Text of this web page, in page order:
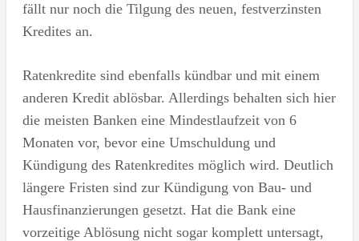
fällt nur noch die Tilgung des neuen, festverzinsten
Kredites an.
Ratenkredite sind ebenfalls kündbar und mit einem
anderen Kredit ablösbar. Allerdings behalten sich hier
die meisten Banken eine Mindestlaufzeit von 6
Monaten vor, bevor eine Umschuldung und
Kündigung des Ratenkredites möglich wird. Deutlich
längere Fristen sind zur Kündigung von Bau- und
Hausfinanzierungen gesetzt. Hat die Bank eine
vorzeitige Ablösung nicht sogar komplett untersagt,